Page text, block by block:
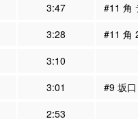
3:47
#11 角
3:28 #11 角
3:10
3:01
#9 坂
2:53